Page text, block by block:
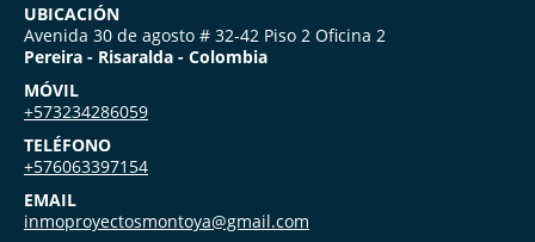
UBICACIÓN
Avenida 30 de agosto # 32-42 Piso 2 Oficina 2
Pereira - Risaralda - Colombia
MÓVIL
+573234286059
TELÉFONO
+576063397154
EMAIL
inmoproyectosmontoya@gmail.com